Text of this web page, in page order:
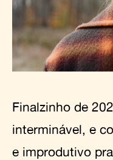
Finalzinho de
interminável, e
e improdutivo